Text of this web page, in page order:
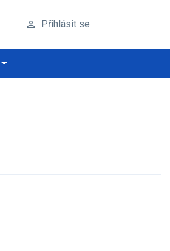
perm_identity Přihlásit se